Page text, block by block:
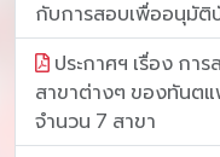
กับการสอบเพื่ออนุมัติ
ประกาศฯ เรื่อง ก
สาขาต่างๆ ของทันตแ
จำนวน 7 สาขา